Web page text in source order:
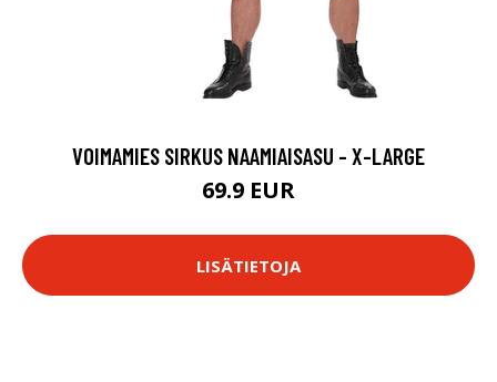
VOIMAMIES SIRKUS NAAMIAISASU - X-LARGE
69.9 EUR
LISÄTIETOJA